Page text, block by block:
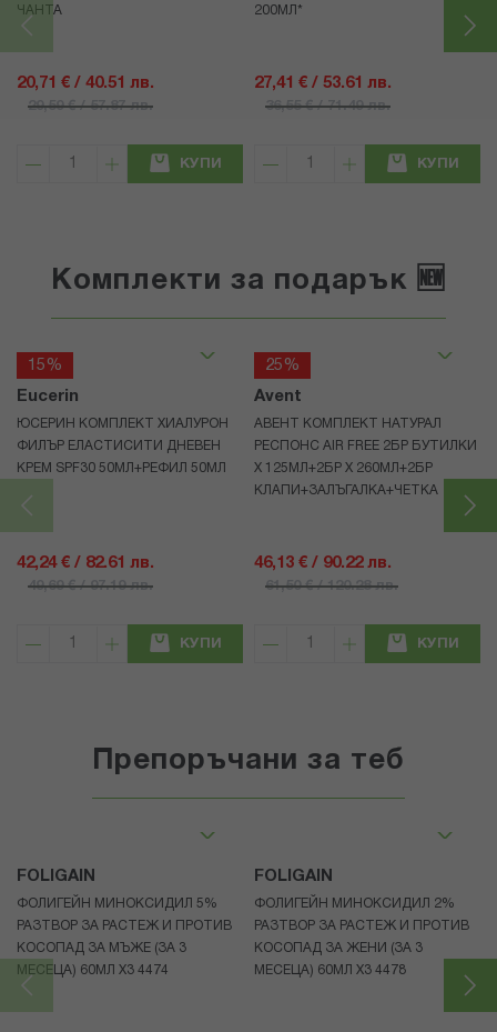
ЧАНТА
20,71 € / 40.51 лв.
29,59 € / 57.87 лв.
КУПИ
200МЛ*
27,41 € / 53.61 лв.
36,55 € / 71.49 лв.
КУПИ
Комплекти за подарък 🆕
15%
Eucerin
ЮСЕРИН КОМПЛЕКТ ХИАЛУРОН
ФИЛЪР ЕЛАСТИСИТИ ДНЕВЕН
КРЕМ SPF30 50МЛ+РЕФИЛ 50МЛ
42,24 € / 82.61 лв.
49,69 € / 97.19 лв.
КУПИ
25%
Avent
АВЕНТ КОМПЛЕКТ НАТУРАЛ
РЕСПОНС AIR FREE 2БР БУТИЛКИ
Х 125МЛ+2БР Х 260МЛ+2БР
КЛАПИ+ЗАЛЪГАЛКА+ЧЕТКА
46,13 € / 90.22 лв.
61,50 € / 120.28 лв.
КУПИ
Препоръчани за теб
FOLIGAIN
ФОЛИГЕЙН МИНОКСИДИЛ 5%
РАЗТВОР ЗА РАСТЕЖ И ПРОТИВ
КОСОПАД ЗА МЪЖЕ (ЗА 3
МЕСЕЦА) 60МЛ X3 4474
FOLIGAIN
ФОЛИГЕЙН МИНОКСИДИЛ 2%
РАЗТВОР ЗА РАСТЕЖ И ПРОТИВ
КОСОПАД ЗА ЖЕНИ (ЗА 3
МЕСЕЦА) 60МЛ X3 4478